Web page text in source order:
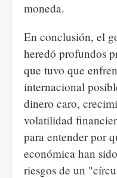
moneda.
En conclusión, el
heredó profundos
que tuvo que
internacional
dinero caro,
volatilidad
para entender por
económica han
riesgos de un